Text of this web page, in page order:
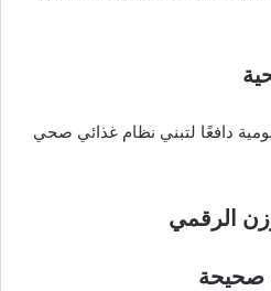
دافعًا لتبني نظام غذائي صحي
الرقمي
صحيحة